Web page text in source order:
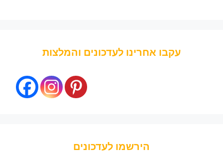
עקבו אחרינו לעדכונים והמלצות
הירשמו לעדכונים